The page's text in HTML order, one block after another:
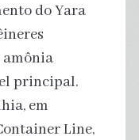
do Yara
principal.
em
Line,